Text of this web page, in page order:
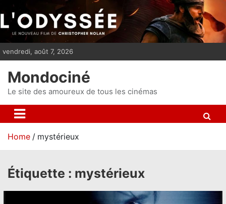
i
p
n
t
vendredi, août 7, 2026
Mondociné
Le site des amoureux de tous les cinémas
Home mystérieux
Étiquette : mystérieux